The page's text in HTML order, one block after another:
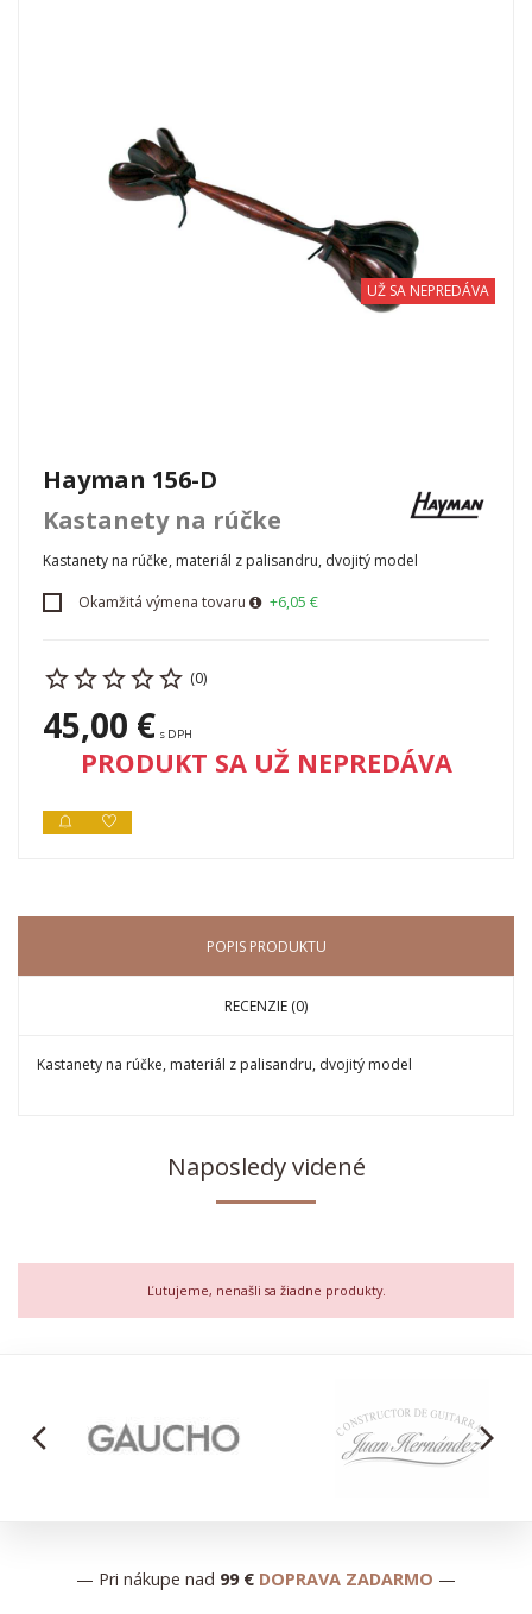
UŽ SA NEPREDÁVA
Hayman 156-D
Kastanety na rúčke
Kastanety na rúčke, materiál z palisandru, dvojitý model
Okamžitá výmena tovaru +6,05 €
(0)
45,00 € s DPH
PRODUKT SA UŽ NEPREDÁVA
POPIS PRODUKTU
RECENZIE (0)
Kastanety na rúčke, materiál z palisandru, dvojitý model
Naposledy videné
Ľutujeme, nenašli sa žiadne produkty.
arrow_back_ios arrow_forward_ios
— Pri nákupe nad 99 € DOPRAVA ZADARMO —